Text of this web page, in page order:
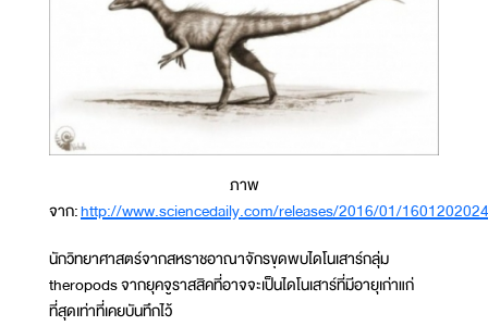
ภาพ
จาก:http://www.sciencedaily.com/releases/2016/01/
นักวิทยาศาสตร์จากสหราชอาณาจักรขุดพบไดโนเสาร์กลุ่ม
theropods จากยุคจูราสสิคที่อาจจะเป็นไดโนเสาร์ที่มีอายุเก่าแก่
ที่สุดเท่าที่เคยบันทึกไว้